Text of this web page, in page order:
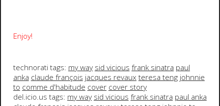
Enjoy!
technorati tags: my way sid vicious frank sinatra paul
anka claude françois jacques revaux teresa teng johnnie
to comme d'habitude cover cover story
del.icio.us tags: my way sid vicious frank sinatra paul anka